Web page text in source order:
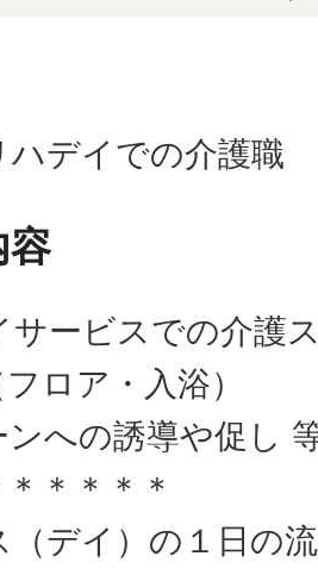
ハデイでの介護職
容
サービスでの介護
ロア・入浴）
ンへの誘導や促し
＊＊＊＊
（デイ）の１日の